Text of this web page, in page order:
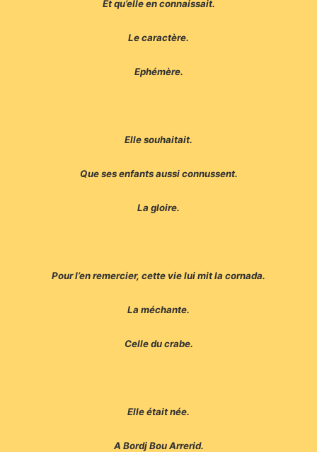
Et qu’elle en connaissait.
Le caractère.
Ephémère.
Elle souhaitait.
Que ses enfants aussi connussent.
La gloire.
Pour l’en remercier, cette vie lui mit la cornada.
La méchante.
Celle du crabe.
Elle était née.
A Bordj Bou Arrerid.